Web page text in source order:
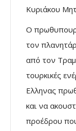
Κυριάκου
Ο
τον
από τον
τουρκικές
Ελληνας
και να
προέδρου